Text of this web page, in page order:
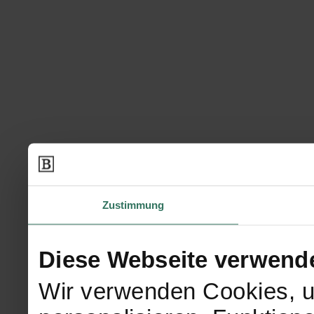
Zustimmung
Diese Webseite
Wir verwenden Cookies,